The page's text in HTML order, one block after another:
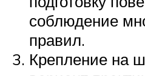
соблюдение
правил.
Крепление на